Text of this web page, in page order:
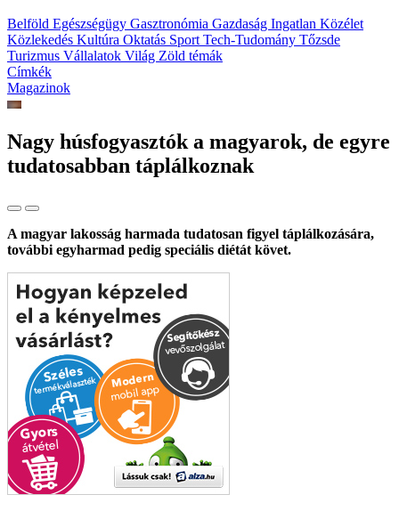
Belföld Egészségügy Gasztronómia Gazdaság Ingatlan Közélet
Közlekedés Kultúra Oktatás Sport Tech-Tudomány Tőzsde
Turizmus Vállalatok Világ Zöld témák
Címkék
Magazinok
Nagy húsfogyasztók a magyarok, de egyre
tudatosabban táplálkoznak
A magyar lakosság harmada tudatosan figyel táplálkozására,
további egyharmad pedig speciális diétát követ.